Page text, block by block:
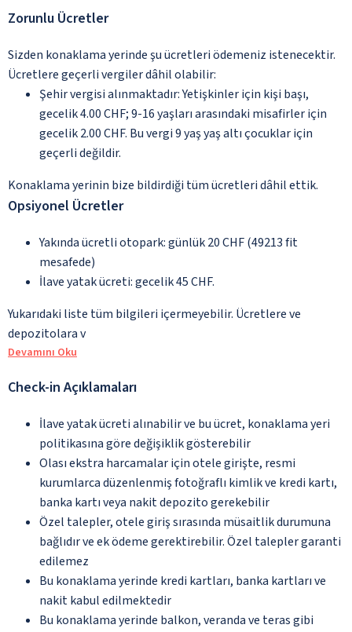
Zorunlu Ücretler
Sizden konaklama yerinde şu ücretleri ödemeniz istenecektir.
Ücretlere geçerli vergiler dâhil olabilir:
Şehir vergisi alınmaktadır: Yetişkinler için kişi başı,
gecelik 4.00 CHF; 9-16 yaşları arasındaki misafirler için
gecelik 2.00 CHF. Bu vergi 9 yaş yaş altı çocuklar için
geçerli değildir.
Konaklama yerinin bize bildirdiği tüm ücretleri dâhil ettik.
Opsiyonel Ücretler
Yakında ücretli otopark: günlük 20 CHF (49213 fit
mesafede)
İlave yatak ücreti: gecelik 45 CHF.
Yukarıdaki liste tüm bilgileri içermeyebilir. Ücretlere ve
depozitolara v
Devamını Oku
Check-in Açıklamaları
İlave yatak ücreti alınabilir ve bu ücret, konaklama yeri
politikasına göre değişiklik gösterebilir
Olası ekstra harcamalar için otele girişte, resmi
kurumlarca düzenlenmiş fotoğraflı kimlik ve kredi kartı,
banka kartı veya nakit depozito gerekebilir
Özel talepler, otele giriş sırasında müsaitlik durumuna
bağlıdır ve ek ödeme gerektirebilir. Özel talepler garanti
edilemez
Bu konaklama yerinde kredi kartları, banka kartları ve
nakit kabul edilmektedir
Bu konaklama yerinde balkon, veranda ve teras gibi